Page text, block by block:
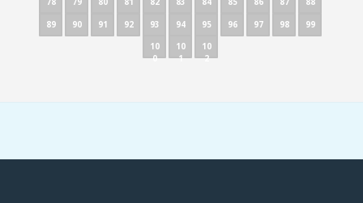
89
90 91 92 93 94 95 96 97 98
99
10
0
10
1
10
2